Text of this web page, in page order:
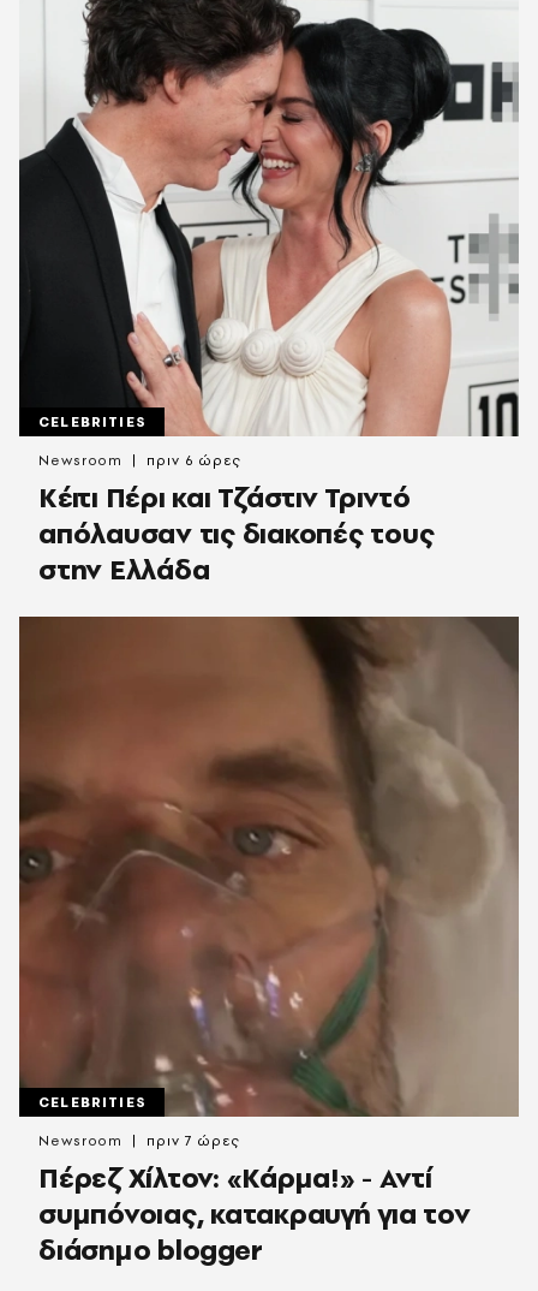
CELEBRITIES
Κέιτι Πέρι και Τζάστιν Τριντό
απόλαυσαν τις διακοπές τους
στην Ελλάδα
Newsroom πριν 6 ώρες
CELEBRITIES
Πέρεζ Χίλτον: «Κάρμα!» - Αντί
συμπόνοιας, κατακραυγή για τον
διάσημο blogger
Newsroom πριν 7 ώρες